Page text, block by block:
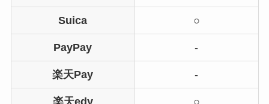
Suica ○
PayPay -
楽天Pay -
楽天edy ○